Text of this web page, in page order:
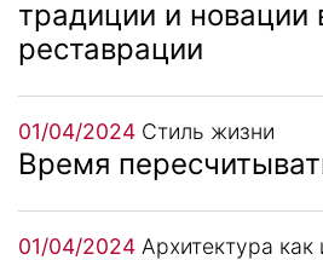
традиции и новации
реставрации
01/04/2024 Стиль жизни
Время
01/04/2024 Архитектура как